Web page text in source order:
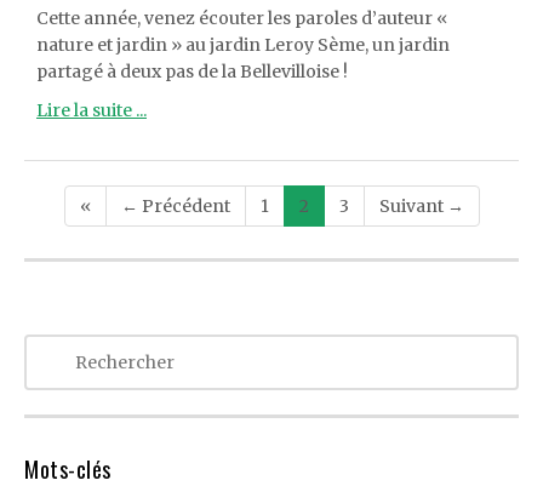
Cette année, venez écouter les paroles d’auteur «
nature et jardin » au jardin Leroy Sème, un jardin
partagé à deux pas de la Bellevilloise !
Lire la suite ...
Post
navigation
« ← Précédent 1 2 3 Suivant →
Mots-clés